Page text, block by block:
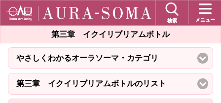
検索 メニュー
第三章 イクイリブリアムボトル
やさしくわかるオーラソーマ・カテゴリ
to
contents
第三章 イクイリブリアムボトルのリスト
to